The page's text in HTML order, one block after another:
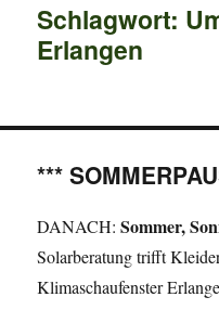
Schlagwort:
Erlangen
***
DANACH:Sommer,
Solarberatung trifft
Klimaschaufenster